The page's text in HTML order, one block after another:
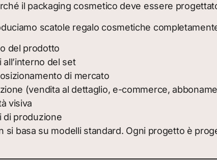
il packaging cosmetico deve essere
scatole regalo cosmetiche
del prodotto
del set
di mercato
(vendita al dettaglio, e-commerce,
visiva
di produzione
si basa su modelli standard. Ogni progetto è